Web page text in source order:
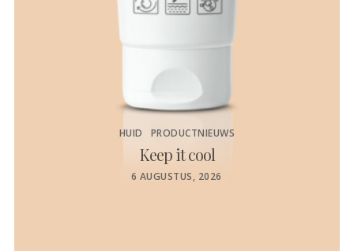
HUID PRODUCTNIEUWS
Keep it cool
POSTED
6 AUGUSTUS, 2026